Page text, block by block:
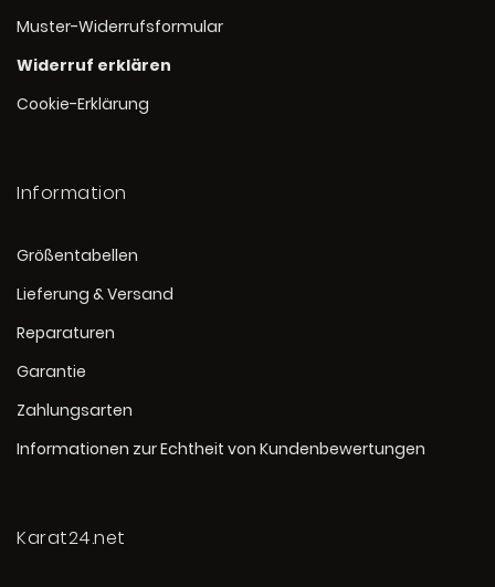
Muster-Widerrufsformular
Widerruf erklären
Cookie-Erklärung
Information
Größentabellen
Lieferung & Versand
Reparaturen
Garantie
Zahlungsarten
Informationen zur Echtheit von Kundenbewertungen
Karat24.net